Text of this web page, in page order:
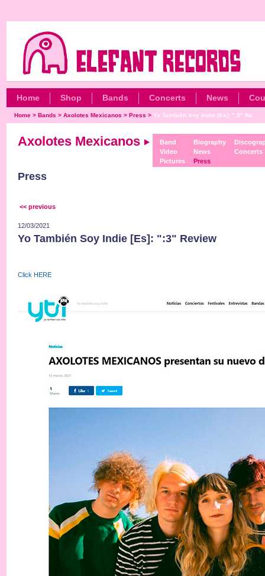
Home Shop Bands Concerts News
Home> Bands > Axolotes Mexicanos > Press > Yo También Soy Indie [Es]: ":3" Re...
Axolotes Mexicanos
Band
Video
Pictures
Biography
News
Press
Concerts
Press
<< previous
12/03/2021
Yo También Soy Indie [Es]: ":3" Review
Click HERE